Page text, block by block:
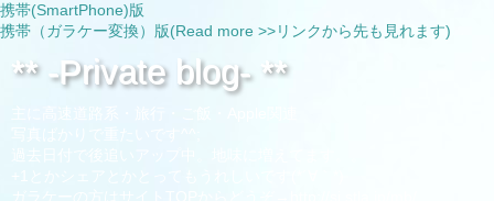
携帯(SmartPhone)版
携帯（ガラケー変換）版(Read more >>リンクから先も見れます)
** -Private blog- **